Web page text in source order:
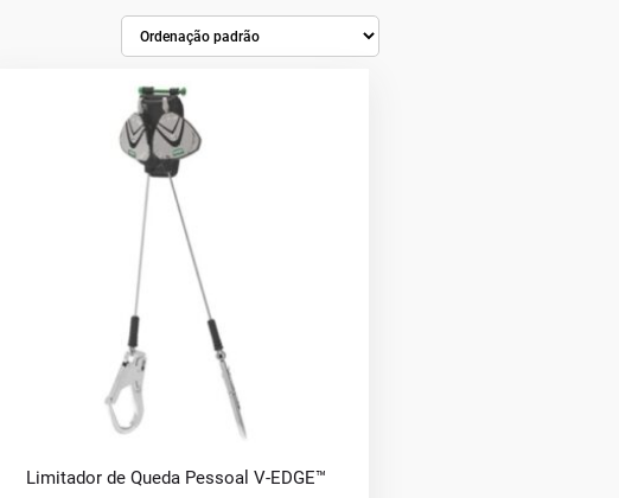
Limitador de Queda Pessoal V-EDGE™